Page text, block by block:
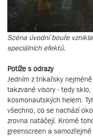
Scéna úvodní bouře
speciálních efektů.
Potíže s odrazy
Jedním z trikařsky
takzvané visory - tedy
kosmonautských helem.
všechno, co se nachází
zrovna natáčejí. Kromě
greenscreen a